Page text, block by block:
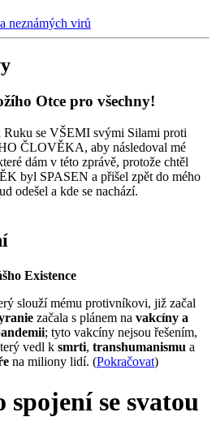
neznámých virů
Otce pro všechny!
Ruku se VŠEMI svými Silami proti
ČLOVĚKA, aby následoval mé
dám v této zprávě, protože chtěl
byl SPASEN a přišel zpět do mého
odešel a kde se nachází.
Existence
slouží mému protivníkovi, již začal
začala s plánem na vakcíny a
; tyto vakcíny nejsou řešením,
vedl k smrti, transhumanismu a
na miliony lidí. (Pokračovat)
se svatou